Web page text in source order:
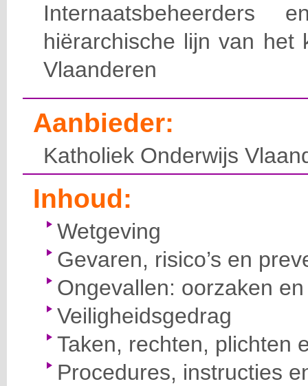
hiërarchische lijn van het
Vlaanderen
Aanbieder:
Katholiek Onderwijs
Inhoud:
Wetgeving
Gevaren, risico’s en
Ongevallen: oorzaken
Veiligheidsgedrag
Taken, rechten, plichten
Procedures, instructies